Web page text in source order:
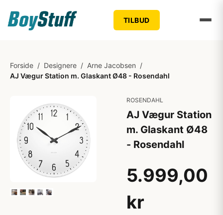
TILBUD
Forside / Designere / Arne Jacobsen /
AJ Vægur Station m. Glaskant Ø48 - Rosendahl
ROSENDAHL
AJ Vægur Station
m. Glaskant Ø48
- Rosendahl
5.999,00
kr